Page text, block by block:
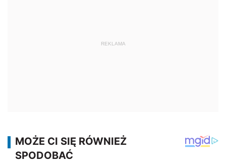
REKLAMA